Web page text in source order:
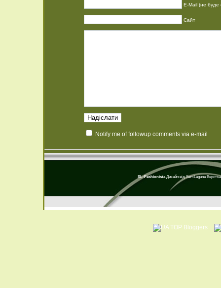
E-Mail (не буде
Сайт
Notify me of followup comments via e-mail
SL-Fashionista Дизайн відSemLaguna